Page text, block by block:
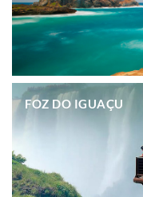
FOZ DO IGUAÇU